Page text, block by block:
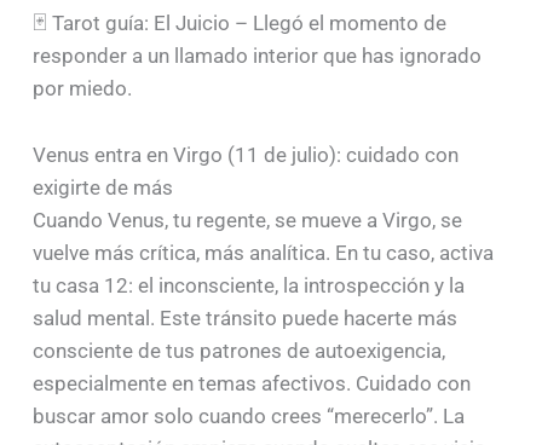
🃏 Tarot guía: El Juicio – Llegó el momento de
responder a un llamado interior que has ignorado
por miedo.
Venus entra en Virgo (11 de julio): cuidado con
exigirte de más
Cuando Venus, tu regente, se mueve a Virgo, se
vuelve más crítica, más analítica. En tu caso, activa
tu casa 12: el inconsciente, la introspección y la
salud mental. Este tránsito puede hacerte más
consciente de tus patrones de autoexigencia,
especialmente en temas afectivos. Cuidado con
buscar amor solo cuando crees “merecerlo”. La